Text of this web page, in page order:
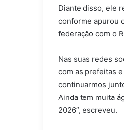
Diante disso, ele
conforme apurou
federação com o
Nas suas redes
com as prefeitas
continuarmos
Ainda tem muita
2026”, escreveu.